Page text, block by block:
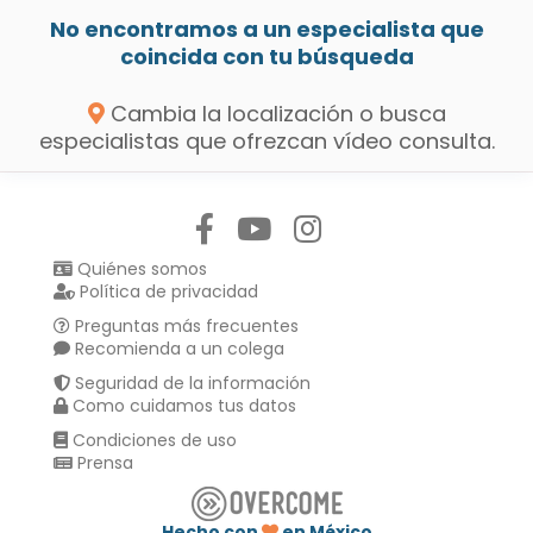
No encontramos a un especialista que
coincida con tu búsqueda
Cambia la localización o busca
especialistas que ofrezcan vídeo consulta.
Quiénes somos
Política de privacidad
Preguntas más frecuentes
Recomienda a un colega
Seguridad de la información
Como cuidamos tus datos
Condiciones de uso
Prensa